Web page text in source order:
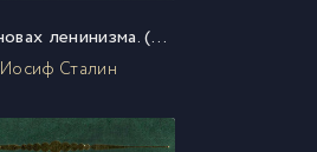
Об основах ленинизма. (Лекции, читанные в Свердловском университете)
Иосиф Сталин